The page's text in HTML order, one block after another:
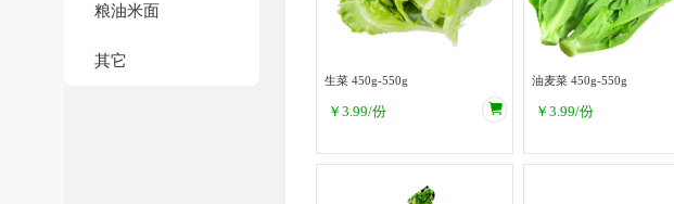
粮油米面
其它
生菜 450g-550g
￥3.99/份
油麦菜 450g-550g
￥3.99/份